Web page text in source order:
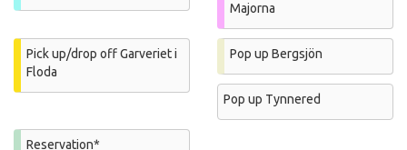
Majorna
Pick up/drop off Garveriet i
Floda
Pop up Bergsjön
Pop up Tynnered
Reservation*